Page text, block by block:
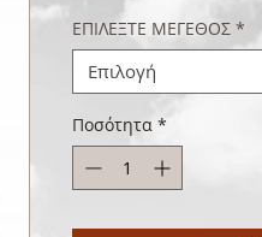
ΕΠΙΛΕΞΤΕ ΜΕΓΕΘΟΣ *
Επιλογή
Ποσότητα *